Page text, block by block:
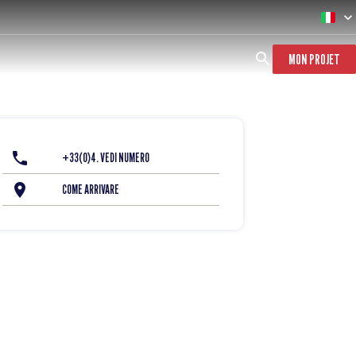
MON PROJET
+33(0)4. VEDI NUMERO
COME ARRIVARE